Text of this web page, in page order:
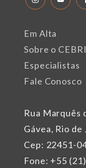
Rua Marquês
Gávea, Rio de
Cep: 22451-
Fone: +55
Em Alta
Sobre o CEBRI
Especialistas
Fale Conosco